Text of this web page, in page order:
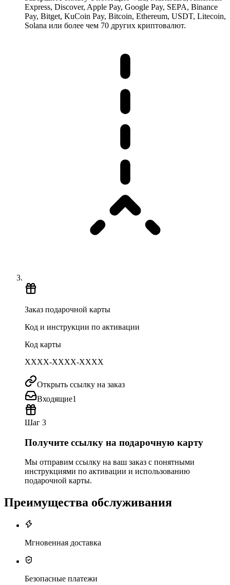
Express, Discover, Apple Pay, Google Pay, SEPA, Binance
Pay, Bitget, KuCoin Pay, Bitcoin, Ethereum, USDT, Litecoin,
Solana или более чем 70 других криптовалют.
Заказ подарочной карты
Код и инструкции по активации
Код карты
XXXX-XXXX-XXXX
Открыть ссылку на заказ
Входящие1
Шаг 3
Получите ссылку на подарочную карту
Мы отправим ссылку на ваш заказ с понятными
инструкциями по активации и использованию
подарочной карты.
Преимущества обслуживания
Мгновенная доставка
Безопасные платежи